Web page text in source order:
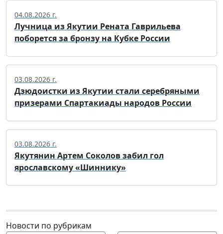
04.08.2026 г.
Лучница из Якутии Рената Гаврильева
поборется за бронзу на Кубке России
03.08.2026 г.
Дзюдоистки из Якутии стали серебряными
призерами Спартакиады народов России
03.08.2026 г.
Якутянин Артем Соколов забил гол
ярославскому «Шиннику»
Новости по рубрикам